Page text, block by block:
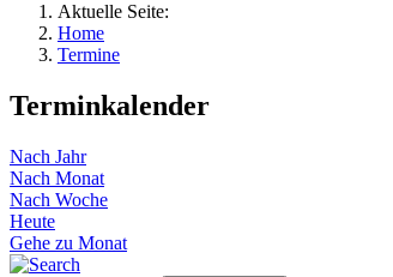
Aktuelle Seite:
Home
Termine
Terminkalender
Nach Jahr
Nach Monat
Nach Woche
Heute
Gehe zu Monat